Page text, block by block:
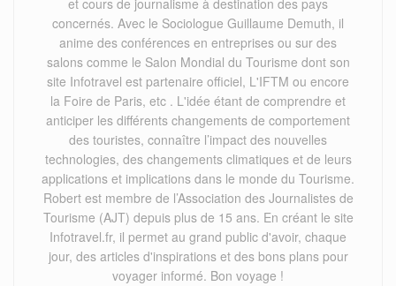
et cours de journalisme à destination des pays
concernés. Avec le Sociologue Guillaume Demuth, il
anime des conférences en entreprises ou sur des
salons comme le Salon Mondial du Tourisme dont son
site Infotravel est partenaire officiel, L'IFTM ou encore
la Foire de Paris, etc . L'idée étant de comprendre et
anticiper les différents changements de comportement
des touristes, connaître l’impact des nouvelles
technologies, des changements climatiques et de leurs
applications et implications dans le monde du Tourisme.
Robert est membre de l’Association des Journalistes de
Tourisme (AJT) depuis plus de 15 ans. En créant le site
Infotravel.fr, il permet au grand public d'avoir, chaque
jour, des articles d'inspirations et des bons plans pour
voyager informé. Bon voyage !